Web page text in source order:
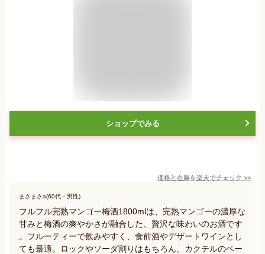
ショップでみる
価格と在庫を楽天でチェック >>
まさまさa(60代・男性)
フルフル完熟マンゴー梅酒1800mlは、完熟マンゴーの濃厚な
甘みと梅酒の爽やかさが融合した、贅沢な味わいのお酒です
。フルーティーで飲みやすく、食前酒やデザートワインとし
ても最適。ロックやソーダ割りはもちろん、カクテルのベー